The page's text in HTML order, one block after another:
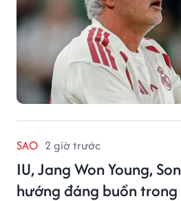
SAO 2 giờ trước
IU, Jang Won Young,
hướng đáng buồn